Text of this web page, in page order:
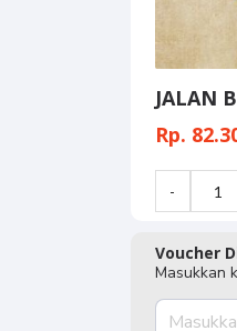
JALAN
Rp.
Voucher
Masukkan